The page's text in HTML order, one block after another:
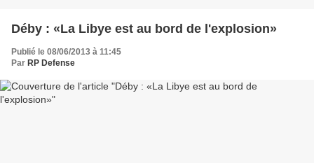
Déby : «La Libye est au bord de l'explosion»
Publié le 08/06/2013 à 11:45
Par RP Defense